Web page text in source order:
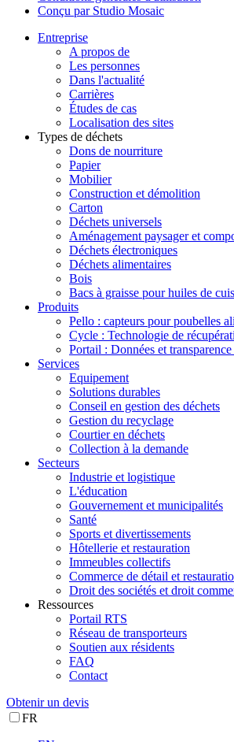
Conçu par Studio Mosaic
Entreprise
A propos de
Les personnes
Dans l'actualité
Carrières
Études de cas
Localisation des sites
Types de déchets
Dons de nourriture
Papier
Mobilier
Construction et démolition
Carton
Déchets universels
Aménagement paysager et
Déchets électroniques
Déchets alimentaires
Bois
Bacs à graisse pour huiles de
Produits
Pello : capteurs pour poubelles
Cycle : Technologie de
Portail : Données et
Services
Equipement
Solutions durables
Conseil en gestion des déchets
Gestion du recyclage
Courtier en déchets
Collection à la demande
Secteurs
Industrie et logistique
L'éducation
Gouvernement et municipalités
Santé
Sports et divertissements
Hôtellerie et restauration
Immeubles collectifs
Commerce de détail et
Droit des sociétés et droit
Ressources
Portail RTS
Réseau de transporteurs
Soutien aux résidents
FAQ
Contact
Obtenir un devis
FR